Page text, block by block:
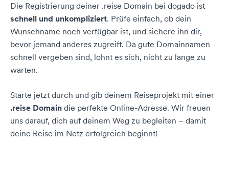
Die Registrierung deiner .reise Domain bei dogado ist
schnell und unkompliziert. Prüfe einfach, ob dein
Wunschname noch verfügbar ist, und sichere ihn dir,
bevor jemand anderes zugreift. Da gute Domainnamen
schnell vergeben sind, lohnt es sich, nicht zu lange zu
warten.
Starte jetzt durch und gib deinem Reiseprojekt mit einer
.reise Domain die perfekte Online-Adresse. Wir freuen
uns darauf, dich auf deinem Weg zu begleiten – damit
deine Reise im Netz erfolgreich beginnt!